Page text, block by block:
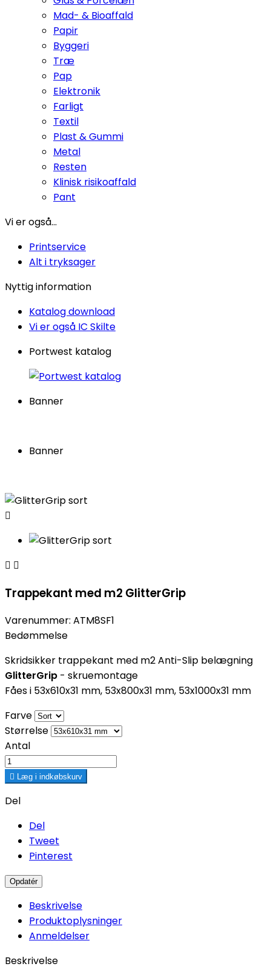
Mad- & Bioaffald
Papir
Byggeri
Træ
Pap
Elektronik
Farligt
Textil
Plast & Gummi
Metal
Resten
Klinisk risikoaffald
Pant
Vi er også...
Printservice
Alt i tryksager
Nyttig information
Katalog download
Vi er også IC Skilte
Portwest katalog
Banner
Banner

 
Trappekant med m2 GlitterGrip
Varenummer: ATM8SF1
Bedømmelse
Skridsikker trappekant med m2 Anti-Slip belægning
GlitterGrip - skruemontage
Fåes i 53x610x31 mm, 53x800x31 mm, 53x1000x31 mm
Farve
Størrelse
Antal
 Læg i indkøbskurv
Del
Del
Tweet
Pinterest
Beskrivelse
Produktoplysninger
Anmeldelser
Beskrivelse